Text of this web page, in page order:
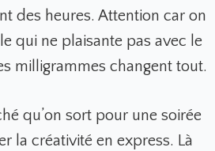
des heures. Attention car on
qui ne plaisante pas avec le
milligrammes changent tout.
qu’on sort pour une soirée
la créativité en express. Là